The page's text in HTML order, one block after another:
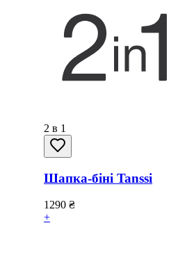
2 в 1
Шапка-біні Tanssi
1290 ₴
+